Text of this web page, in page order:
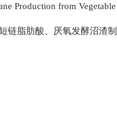
Production from
链脂肪酸、厌氧发酵沼渣